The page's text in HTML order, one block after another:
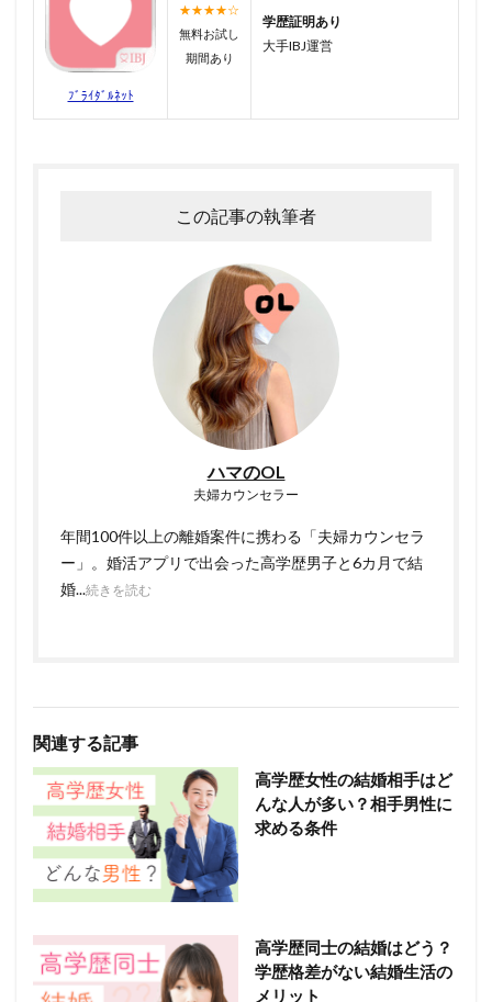
ﾌﾞﾗｲﾀﾞﾙﾈｯﾄ
★★★★☆
無料お試し
期間あり
学歴証明あり
大手IBJ運営
この記事の執筆者
ハマのOL
夫婦カウンセラー
年間100件以上の離婚案件に携わる「夫婦カウンセラ
ー」。婚活アプリで出会った高学歴男子と6カ月で結
婚...続きを読む
関連する記事
高学歴女性の結婚相手はど
んな人が多い？相手男性に
求める条件
高学歴同士の結婚はどう？
学歴格差がない結婚生活の
メリット